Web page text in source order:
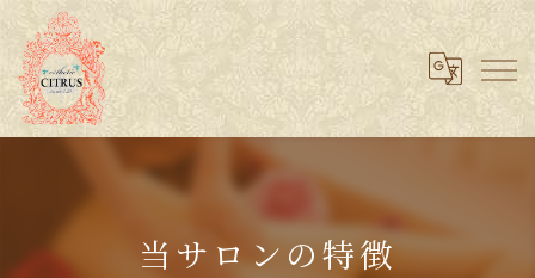
当サロンの特徴